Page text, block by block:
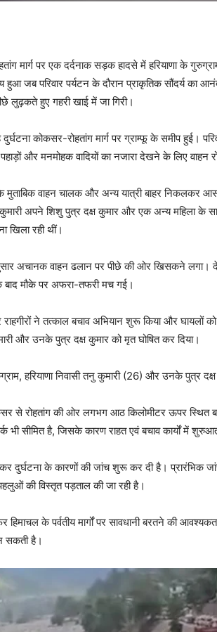
Magazine PRO
मार्ग पर एक दर्दनाक सड़क हादसे में हरियाणा के
जब परिवार पर्यटन के दौरान प्राकृतिक सौंदर्य का
लुढ़कते हुए गहरी खाई में जा गिरी।
कोकसर-रोहतांग मार्ग पर ग्राम्फू के समीप हुई।
और मनमोहक वादियों का नजारा देखने के लिए वाहन
के मुताबिक वाहन चालक और अन्य यात्री बाहर
कुमारी अपने शिशु पुत्र दक्ष कुमार और एक अन्य महिला के
खिला रही थीं।
अचानक वाहन ढलान पर पीछे की ओर खिसकने लगा।
बाद मौके पर अफरा-तफरी मच गई।
राहगीरों ने तत्काल बचाव अभियान शुरू किया और घायलों
और उनके पुत्र दक्ष कुमार को मृत घोषित कर दिया।
हरियाणा निवासी तनु कुमारी (26) और उनके पुत्र
से रोहतांग की ओर लगभग आठ किलोमीटर ऊपर स्थित
भी सीमित है, जिसके कारण राहत एवं बचाव कार्यों में
दुर्घटना के कारणों की जांच शुरू कर दी है। प्रारंभिक
की विस्तृत पड़ताल की जा रही है।
हिमाचल के पर्वतीय मार्गों पर सावधानी बरतने की
सकती है।